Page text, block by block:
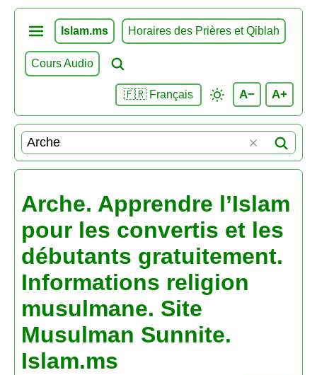
Islam.ms Horaires des Prières et Qiblah
Cours Audio
🇫🇷 Français A− A+
Arche. Apprendre l’Islam
pour les convertis et les
débutants gratuitement.
Informations religion
musulmane. Site
Musulman Sunnite.
Islam.ms